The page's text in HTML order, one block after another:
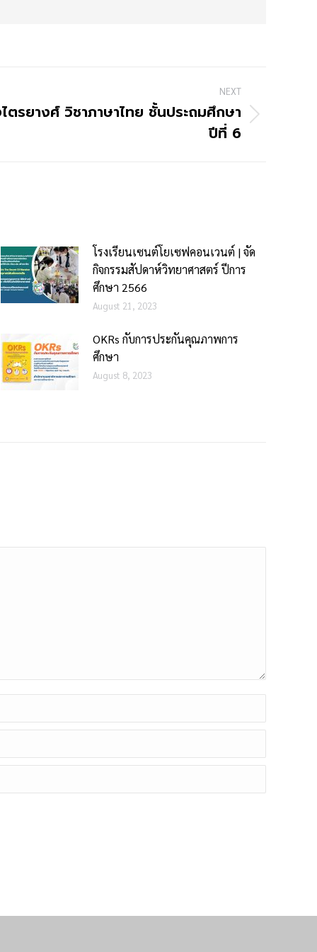
NEXT
ตรยางศ์ วิชาภาษาไทย ชั้นประถมศึกษา
ปีที่ 6
โรงเรียนเซนต์โยเซฟคอนเวนต์ | จัด
กิจกรรมสัปดาห์วิทยาศาสตร์ ปีการ
ศึกษา 2566
August 21, 2023
OKRs กับการประกันคุณภาพการ
ศึกษา
August 8, 2023